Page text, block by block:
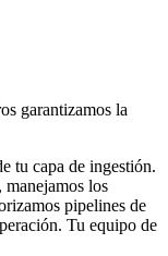
garantizamos la
tu capa de ingestión.
manejamos los
pipelines de
Tu equipo de